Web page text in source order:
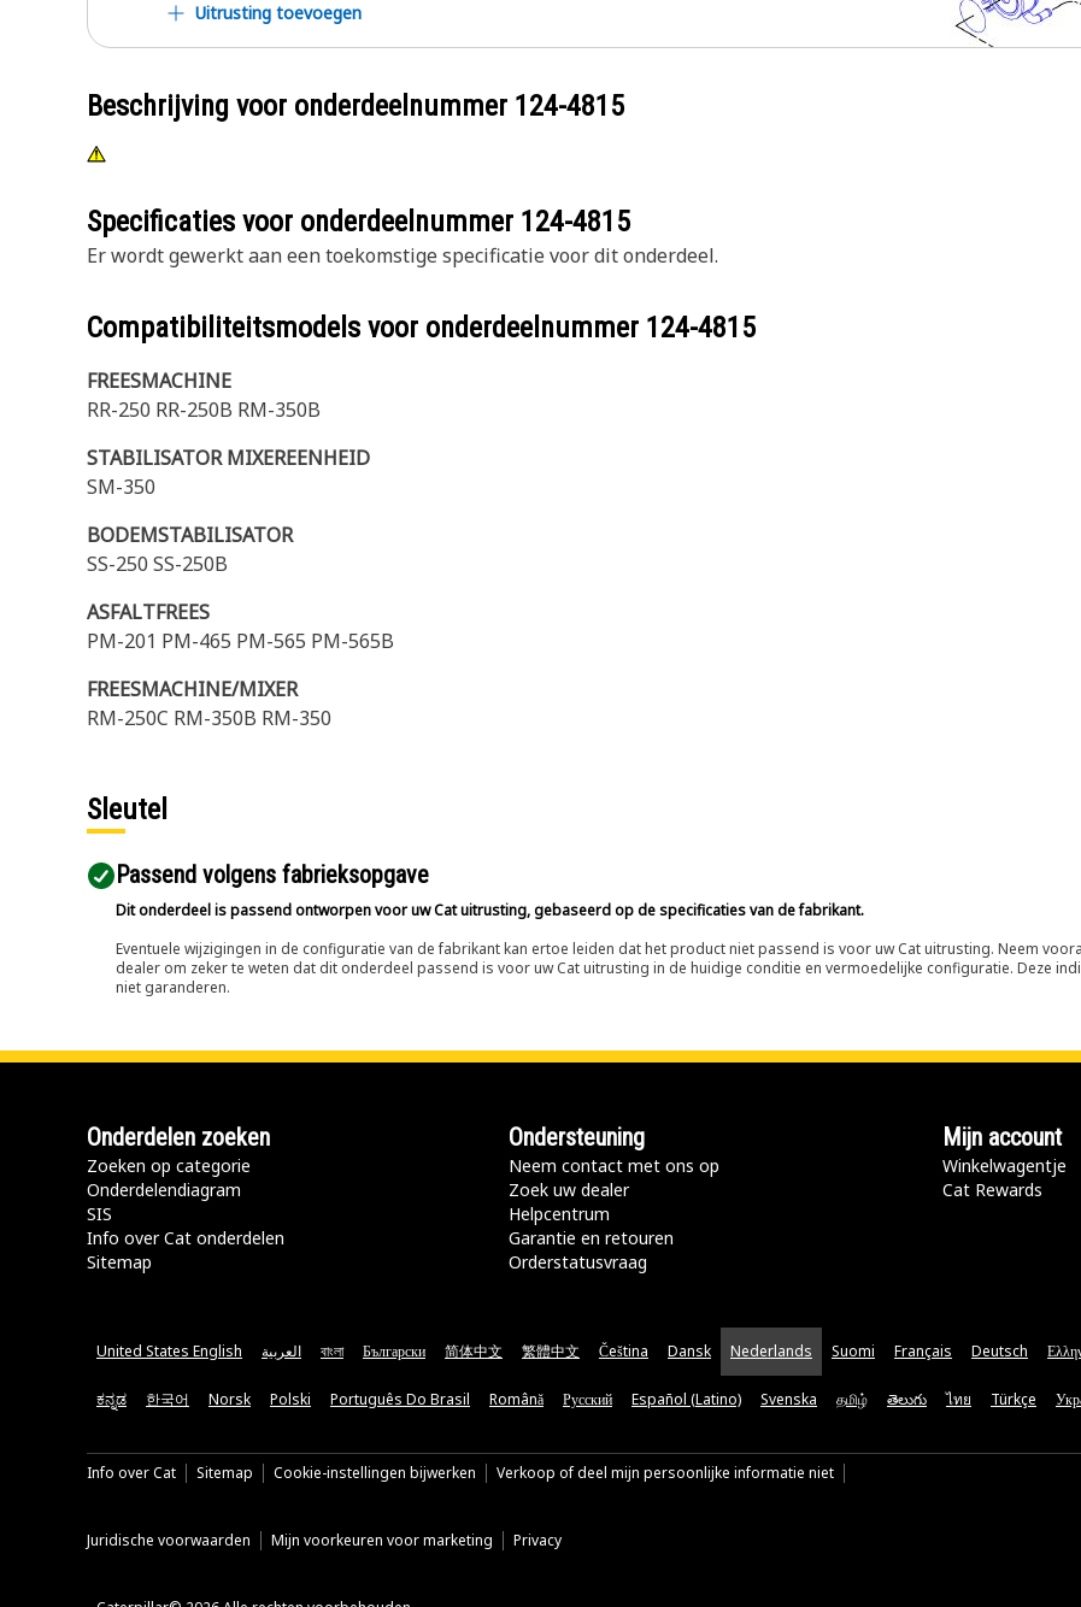
Uitrusting toevoegen
Beschrijving voor onderdeelnummer 124-4815
Specificaties voor onderdeelnummer 124-4815
Er wordt gewerkt aan een toekomstige specificatie voor dit onderdeel.
Compatibiliteitsmodels voor onderdeelnummer 124-4815
FREESMACHINE
RR-250 RR-250B RM-350B
STABILISATOR MIXEREENHEID
SM-350
BODEMSTABILISATOR
SS-250 SS-250B
ASFALTFREES
PM-201 PM-465 PM-565 PM-565B
FREESMACHINE/MIXER
RM-250C RM-350B RM-350
Sleutel
Passend volgens fabrieksopgave
Dit onderdeel is passend ontworpen voor uw Cat uitrusting, gebaseerd op de specificaties van de fabrikant.
Eventuele wijzigingen in de configuratie van de fabrikant kan ertoe leiden dat het product niet passend is voor uw Cat uitrusting. Neem
dealer om zeker te weten dat dit onderdeel passend is voor uw Cat uitrusting in de huidige conditie en vermoedelijke configuratie. Deze
niet garanderen.
Onderdelen zoeken
Zoeken op categorie
Onderdelendiagram
SIS
Info over Cat onderdelen
Sitemap
Ondersteuning
Neem contact met ons op
Zoek uw dealer
Helpcentrum
Garantie en retouren
Orderstatusvraag
Mijn account
Winkelwagentje
Cat Rewards
United States English العربية বাংলা Български 简体中文 繁體中文 Čeština Dansk Nederlands Suomi Français Deutsch
ಕನ್ನಡ 한국어 Norsk Polski Português Do Brasil Română Русский Español (Latino) Svenska தமிழ் తెలుగు ไทย Türkçe
Info over Cat Sitemap Cookie-instellingen bijwerken Verkoop of deel mijn persoonlijke informatie niet
Juridische voorwaarden Mijn voorkeuren voor marketing Privacy